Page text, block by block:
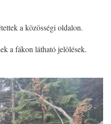
a közösségi oldalon.
a fákon látható jelölések.